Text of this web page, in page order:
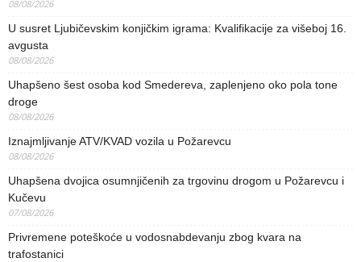
08/08/2026
U susret Ljubičevskim konjičkim igrama: Kvalifikacije za višeboj 16.
avgusta
08/08/2026
Uhapšeno šest osoba kod Smedereva, zaplenjeno oko pola tone
droge
08/08/2026
Iznajmljivanje ATV/KVAD vozila u Požarevcu
08/08/2026
Uhapšena dvojica osumnjičenih za trgovinu drogom u Požarevcu i
Kučevu
07/08/2026
Privremene poteškoće u vodosnabdevanju zbog kvara na
trafostanici